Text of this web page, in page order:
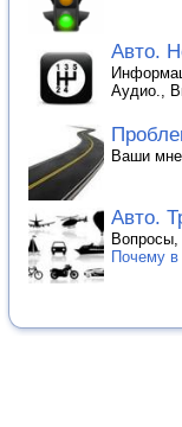
Авто.
Аудио.,
Ваши
Авто.
Вопросы,
Почему в